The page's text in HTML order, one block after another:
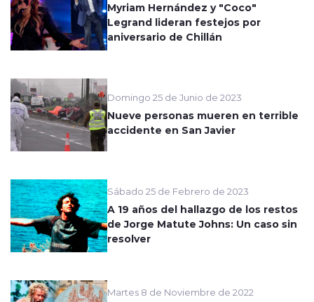
Myriam Hernández y "Coco"
Legrand lideran festejos por
aniversario de Chillán
Domingo 25 de Junio de 2023
Nueve personas mueren en terrible
accidente en San Javier
Sábado 25 de Febrero de 2023
A 19 años del hallazgo de los restos
de Jorge Matute Johns: Un caso sin
resolver
Martes 8 de Noviembre de 2022